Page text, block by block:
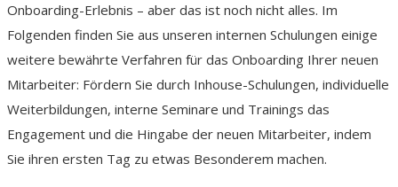
Onboarding-Erlebnis – aber das ist noch nicht alles. Im
Folgenden finden Sie aus unseren internen Schulungen einige
weitere bewährte Verfahren für das Onboarding Ihrer neuen
Mitarbeiter: Fördern Sie durch Inhouse-Schulungen, individuelle
Weiterbildungen, interne Seminare und Trainings das
Engagement und die Hingabe der neuen Mitarbeiter, indem
Sie ihren ersten Tag zu etwas Besonderem machen.